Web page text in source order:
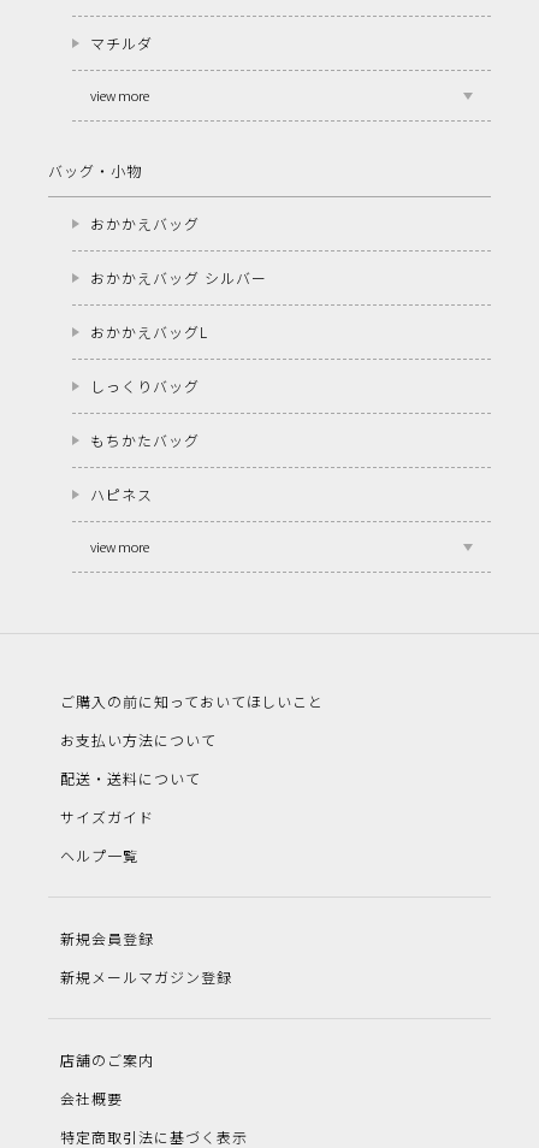
マチルダ
view more
バッグ・小物
おかかえバッグ
おかかえバッグ シルバー
おかかえバッグL
しっくりバッグ
もちかたバッグ
ハピネス
view more
ご購入の前に知っておいてほしいこと
お支払い方法について
配送・送料について
サイズガイド
ヘルプ一覧
新規会員登録
新規メールマガジン登録
店舗のご案内
会社概要
特定商取引法に基づく表示